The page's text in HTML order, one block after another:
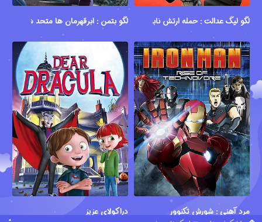
لگو لیگ عدالت : حمله ارتش نابودی لگو بتمن : ابرقهرمان ها متحد شوید
مرد آهنی : شورش تکنوور دراکولای عزیز